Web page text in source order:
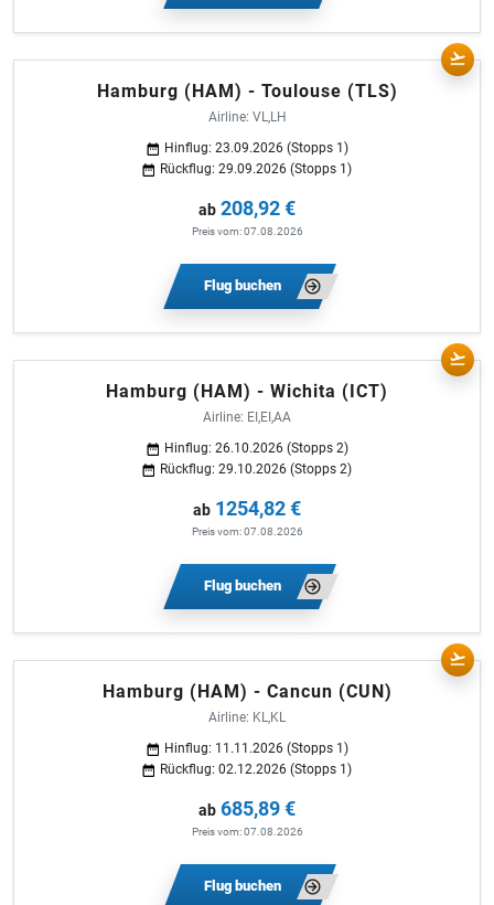
Hamburg (HAM) - Toulouse (TLS)
Airline: VL,LH
Hinflug: 23.09.2026 (Stopps 1)
Rückflug: 29.09.2026 (Stopps 1)
ab 208,92 €
Preis vom: 07.08.2026
Flug buchen
Hamburg (HAM) - Wichita (ICT)
Airline: EI,EI,AA
Hinflug: 26.10.2026 (Stopps 2)
Rückflug: 29.10.2026 (Stopps 2)
ab 1254,82 €
Preis vom: 07.08.2026
Flug buchen
Hamburg (HAM) - Cancun (CUN)
Airline: KL,KL
Hinflug: 11.11.2026 (Stopps 1)
Rückflug: 02.12.2026 (Stopps 1)
ab 685,89 €
Preis vom: 07.08.2026
Flug buchen